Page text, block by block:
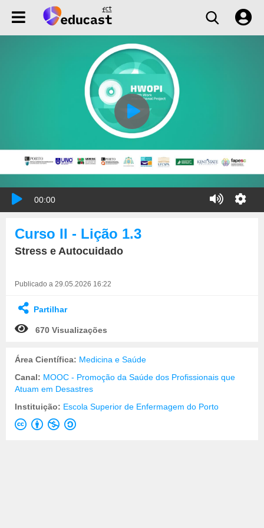
00:00
Curso II - Lição 1.3
Stress e Autocuidado
Publicado a 29.05.2026 16:22
Partilhar
670 Visualizações
Área Científica: Medicina e Saúde
Canal: MOOC - Promoção da Saúde dos Profissionais que
Atuam em Desastres
Instituição: Escola Superior de Enfermagem do Porto